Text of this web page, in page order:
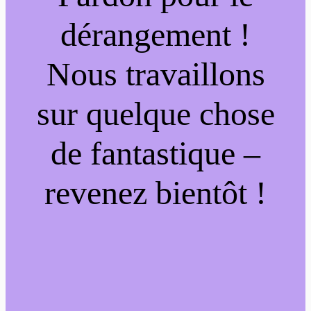
dérangement !
Nous travaillons
sur quelque chose
de fantastique –
revenez bientôt !